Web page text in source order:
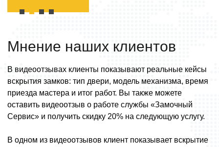
Мнение наших клиентов
В видеоотзывах клиенты показывают реальные кейсы
вскрытия замков: тип двери, модель механизма, время
приезда мастера и итог работ. Вы также можете
оставить видеоотзыв о работе службы «Замочный
Сервис» и получить скидку 20% на следующую услугу.
В одном из видеоотзывов клиент показывает вскрытие